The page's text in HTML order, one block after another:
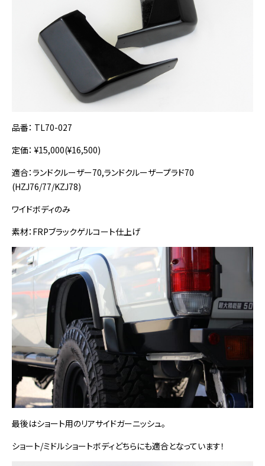
品番： TL70-027
定価： ¥15,000(¥16,500)
適合：ランドクルーザー70,ランドクルーザープラド70
(HZJ76/77/KZJ78)
ワイドボディのみ
素材：FRPブラックゲルコート仕上げ
最後はショート用のリアサイドガーニッシュ。
ショート/ミドルショートボディどちらにも適合となっています！